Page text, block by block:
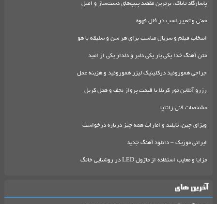
پاسارگاد تاباک: برترین مقصد پیپ‌های دست‌ساز و اصل
معنی و تعبیر اسب در فال قهوه
انتخاب فیلم و سریال مناسب برای هر سن و سلیقه با هو
متن آهنگ خدا یکی یار یکی دلبر و دلدار یکی از امید
جراحی هموروئید درکلینیک لیزر هموروئید و هزینه عمل
رزرو آنلاین تور کربلا با قیمت پرواز نجف و هتل کربل
مشخصات فنی زانتیا
ویزای چین، تایلند و امارات همه چیز درباره درخواست
ایرانی موزیک – دانلود آهنگ جدید
مزایا و معایب استفاده از ماژول LED در روشنایی خانگ
آخرین های